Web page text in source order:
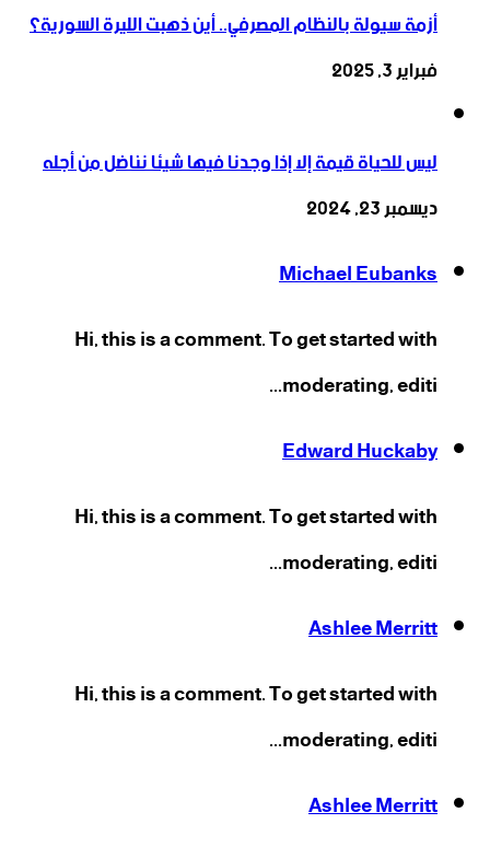
أزمة سيولة بالنظام المصرفي.. أين ذهبت الليرة السورية؟
فبراير 3, 2025
ليس للحياة قيمة إلا إذا وجدنا فيها شيئا نناضل من أجله
ديسمبر 23, 2024
Michael Eubanks
Hi, this is a comment. To get started with
moderating, editi...
Edward Huckaby
Hi, this is a comment. To get started with
moderating, editi...
Ashlee Merritt
Hi, this is a comment. To get started with
moderating, editi...
Ashlee Merritt